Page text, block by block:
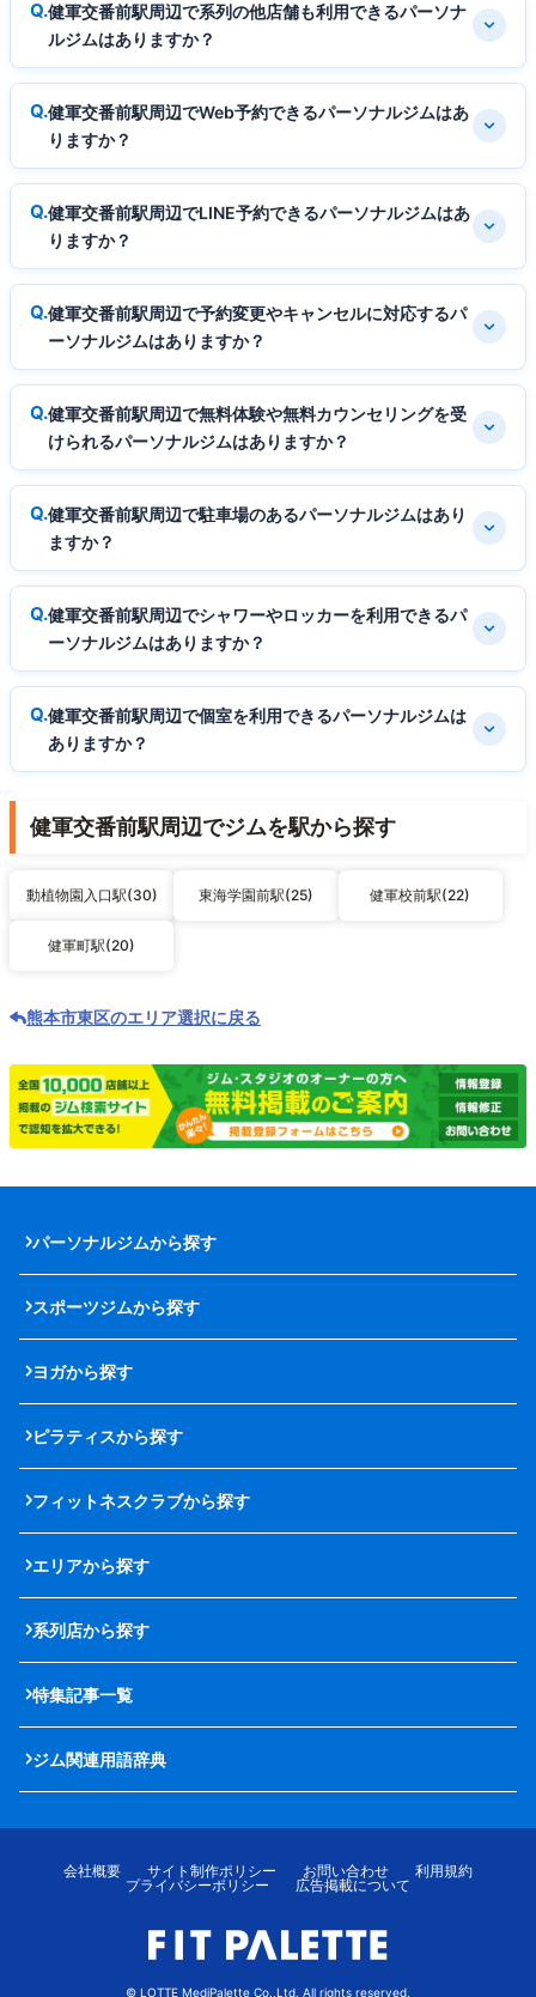
健軍交番前駅周辺で系列の他店舗も利用できるパーソナ
ルジムはありますか？
健軍交番前駅周辺でWeb予約できるパーソナルジムはあ
りますか？
健軍交番前駅周辺でLINE予約できるパーソナルジムはあ
りますか？
健軍交番前駅周辺で予約変更やキャンセルに対応するパ
ーソナルジムはありますか？
健軍交番前駅周辺で無料体験や無料カウンセリングを受
けられるパーソナルジムはありますか？
健軍交番前駅周辺で駐車場のあるパーソナルジムはあり
ますか？
健軍交番前駅周辺でシャワーやロッカーを利用できるパ
ーソナルジムはありますか？
健軍交番前駅周辺で個室を利用できるパーソナルジムは
ありますか？
健軍交番前駅周辺でジムを駅から探す
動植物園入口駅(30) 東海学園前駅(25) 健軍校前駅(22)
健軍町駅(20)
熊本市東区のエリア選択に戻る
パーソナルジムから探す
スポーツジムから探す
ヨガから探す
ピラティスから探す
フィットネスクラブから探す
エリアから探す
系列店から探す
特集記事一覧
ジム関連用語辞典
会社概要 サイト制作ポリシー お問い合わせ
利用規約
プライバシーポリシー
広告掲載について
© LOTTE MediPalette Co.,Ltd. All rights reserved.